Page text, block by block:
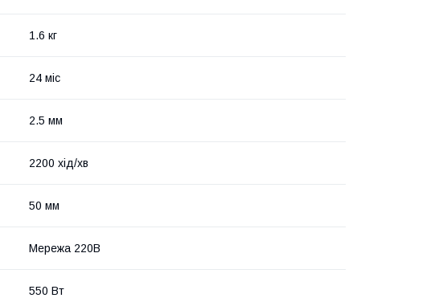
1.6 кг
24 міс
2.5 мм
2200 хід/хв
50 мм
Мережа 220В
550 Вт